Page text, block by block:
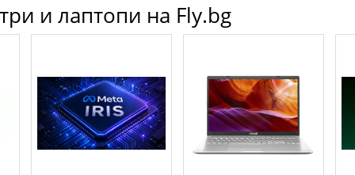
и лаптопи на Fly.bg